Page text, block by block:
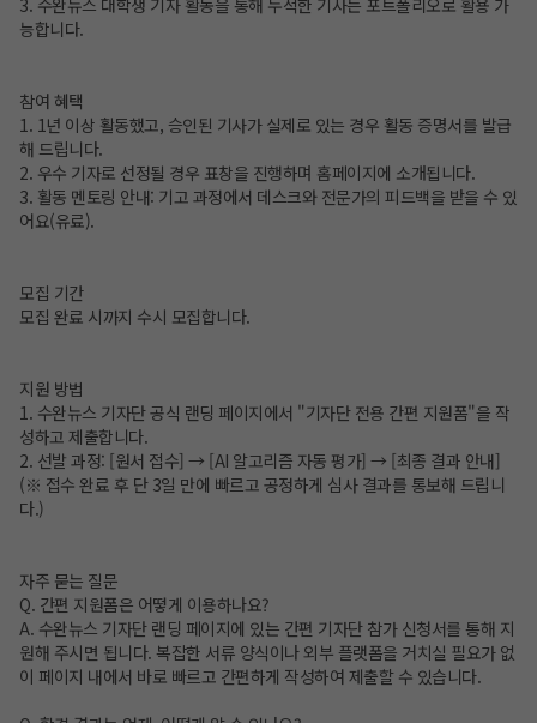
3. 수완뉴스 대학생 기자 활동을 통해 누적한 기사는 포트폴리오로 활용 가
능합니다.
참여 혜택
1. 1년 이상 활동했고, 승인된 기사가 실제로 있는 경우 활동 증명서를 발급
해 드립니다.
2. 우수 기자로 선정될 경우 표창을 진행하며 홈페이지에 소개됩니다.
3. 활동 멘토링 안내: 기고 과정에서 데스크와 전문가의 피드백을 받을 수 있
어요(유료).
모집 기간
모집 완료 시까지 수시 모집합니다.
지원 방법
1. 수완뉴스 기자단 공식 랜딩 페이지에서 "기자단 전용 간편 지원폼"을 작
성하고 제출합니다.
2. 선발 과정: [원서 접수] → [AI 알고리즘 자동 평가] → [최종 결과 안내]
(※ 접수 완료 후 단 3일 만에 빠르고 공정하게 심사 결과를 통보해 드립니
다.)
자주 묻는 질문
Q. 간편 지원폼은 어떻게 이용하나요?
A. 수완뉴스 기자단 랜딩 페이지에 있는 간편 기자단 참가 신청서를 통해 지
원해 주시면 됩니다. 복잡한 서류 양식이나 외부 플랫폼을 거치실 필요가 없
이 페이지 내에서 바로 빠르고 간편하게 작성하여 제출할 수 있습니다.